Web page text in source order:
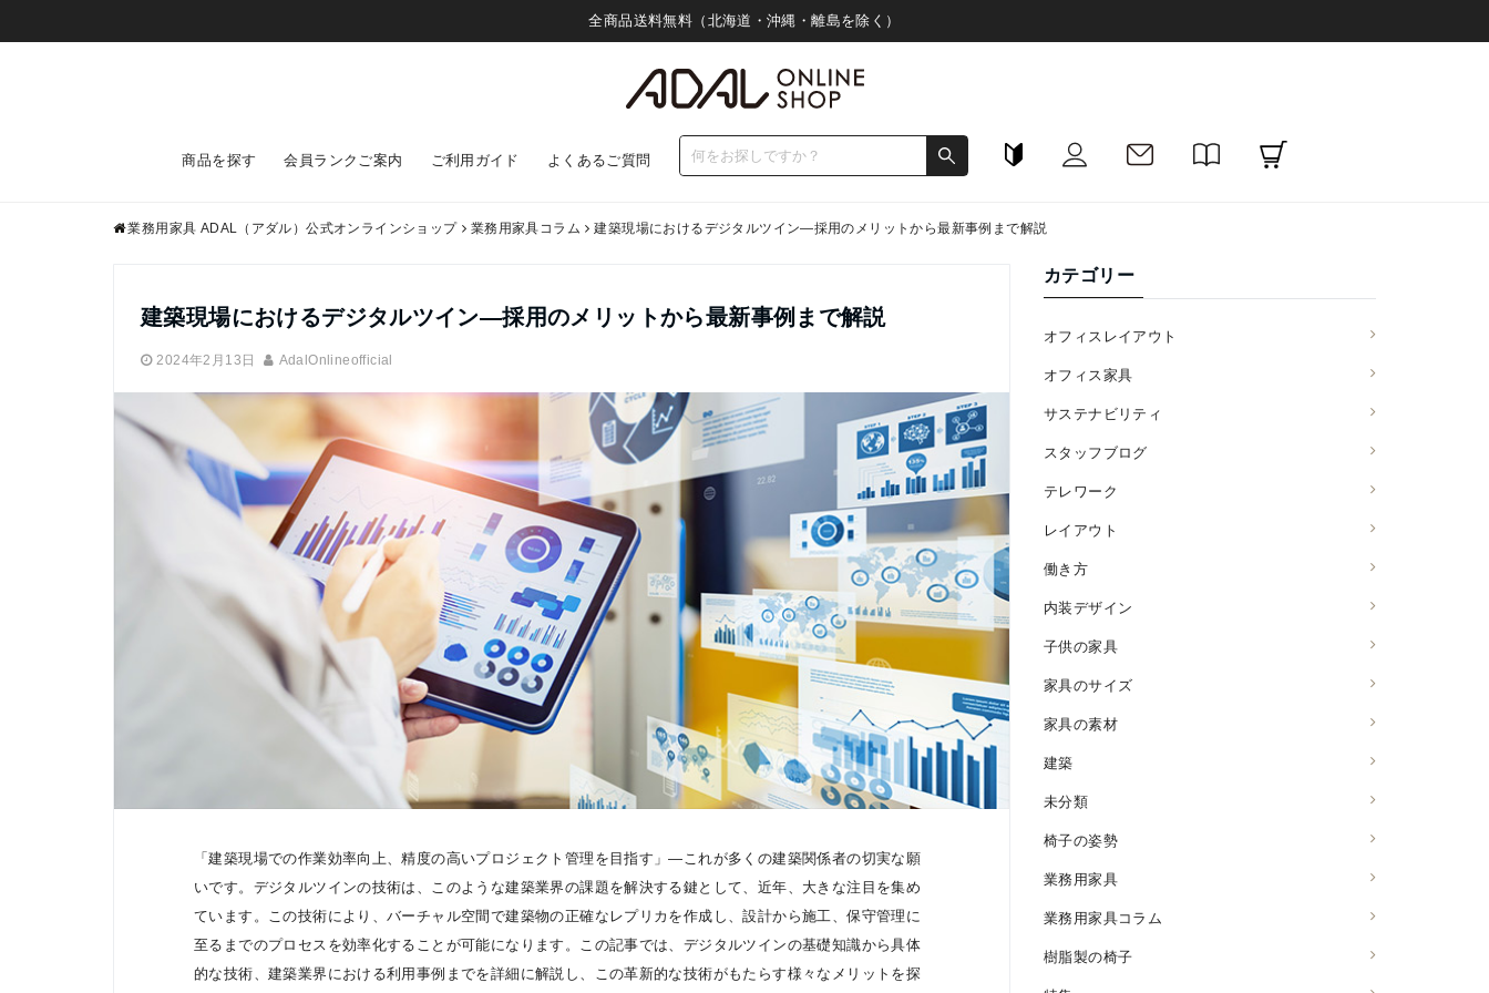
全商品送料無料（北海道・沖縄・離島を除く）
商品を探す 会員ランクご案内 ご利用ガイド よくあるご質問
業務用家具 ADAL（アダル）公式オンラインショップ 業務用家具コラム 建築現場におけるデジタルツイン―採用のメリットから最新事例まで解説
建築現場におけるデジタルツイン―採用のメリットから最新事例まで解説
2024年2月13日 AdalOnlineofficial
「建築現場での作業効率向上、精度の高いプロジェクト管理を目指す」―これが多くの建築関係者の切実な願
いです。デジタルツインの技術は、このような建築業界の課題を解決する鍵として、近年、大きな注目を集め
ています。この技術により、バーチャル空間で建築物の正確なレプリカを作成し、設計から施工、保守管理に
至るまでのプロセスを効率化することが可能になります。この記事では、デジタルツインの基礎知識から具体
的な技術、建築業界における利用事例までを詳細に解説し、この革新的な技術がもたらす様々なメリットを探
カテゴリー
オフィスレイアウト
オフィス家具
サステナビリティ
スタッフブログ
テレワーク
レイアウト
働き方
内装デザイン
子供の家具
家具のサイズ
家具の素材
建築
未分類
椅子の姿勢
業務用家具
業務用家具コラム
樹脂製の椅子